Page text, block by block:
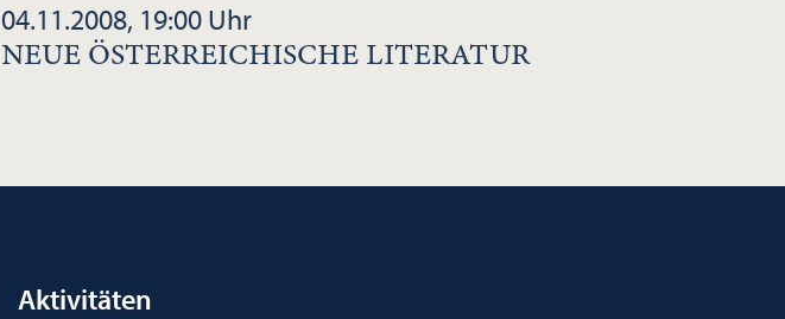
04.11.2008, 19:00 Uhr
NEUE ÖSTERREICHISCHE LITERATUR
Aktivitäten